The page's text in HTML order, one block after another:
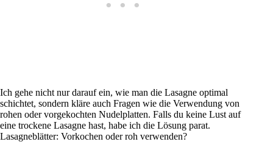
Ich gehe nicht nur darauf ein, wie man die Lasagne optimal
schichtet, sondern kläre auch Fragen wie die Verwendung von
rohen oder vorgekochten Nudelplatten. Falls du keine Lust auf
eine trockene Lasagne hast, habe ich die Lösung parat.
Lasagneblätter: Vorkochen oder roh verwenden?